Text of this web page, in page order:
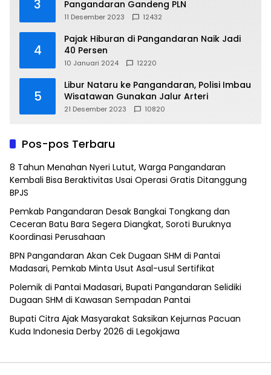
3
Pangandaran Gandeng PLN
11 Desember 2023 12432
4
Pajak Hiburan di Pangandaran Naik Jadi
40 Persen
10 Januari 2024 12220
5
Libur Nataru ke Pangandaran, Polisi Imbau
Wisatawan Gunakan Jalur Arteri
21 Desember 2023 10820
Pos-pos Terbaru
8 Tahun Menahan Nyeri Lutut, Warga Pangandaran
Kembali Bisa Beraktivitas Usai Operasi Gratis Ditanggung
BPJS
Pemkab Pangandaran Desak Bangkai Tongkang dan
Ceceran Batu Bara Segera Diangkat, Soroti Buruknya
Koordinasi Perusahaan
BPN Pangandaran Akan Cek Dugaan SHM di Pantai
Madasari, Pemkab Minta Usut Asal-usul Sertifikat
Polemik di Pantai Madasari, Bupati Pangandaran Selidiki
Dugaan SHM di Kawasan Sempadan Pantai
Bupati Citra Ajak Masyarakat Saksikan Kejurnas Pacuan
Kuda Indonesia Derby 2026 di Legokjawa